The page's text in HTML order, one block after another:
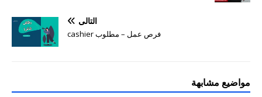
التالي
فرص عمل – مطلوب cashier
مواضيع مشابهة